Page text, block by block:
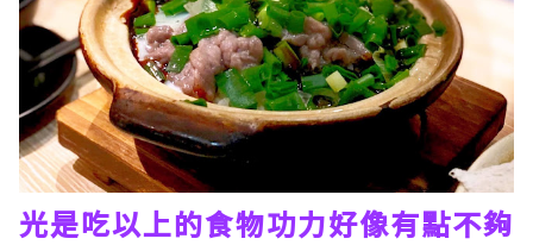
光是吃以上的食物功力好像有點不夠